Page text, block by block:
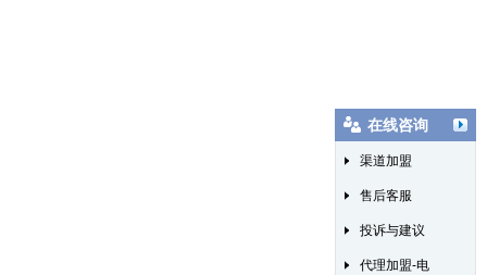
在线咨询
渠道加盟
售后客服
投诉与建议
代理加盟-电